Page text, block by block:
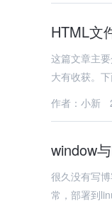
HTML文
这篇文章主
大有收获。
作者：小新
window
很久没有写博客了
常，部署到